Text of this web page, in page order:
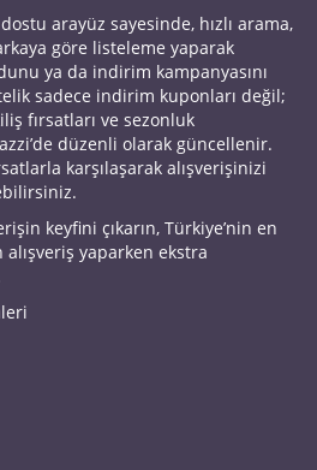
arayüz sayesinde, hızlı arama,
göre listeleme yaparak
ya da indirim kampanyasını
sadece indirim kuponları değil;
fırsatları ve sezonluk
düzenli olarak güncellenir.
karşılaşarak alışverişinizi
keyfini çıkarın, Türkiye’nin en
yaparken ekstra